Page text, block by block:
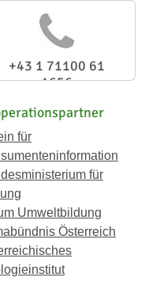
+43 1 71100 61
1656
für
für
Umweltbildung
Österreich